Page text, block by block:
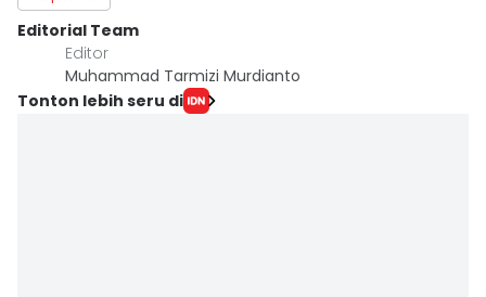
Editorial Team
Editor
Muhammad Tarmizi Murdianto
Tonton lebih seru di